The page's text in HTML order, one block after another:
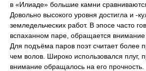
в «Илиаде» большие камни
Довольно высокого уровня достигла и -
земледельческих работ. В эпосе часто
вспаханном паре, обращается внимание
Для подъёма паров поэт считает более
чем волов. Широко использовался плуг,
внимание обращалось на его